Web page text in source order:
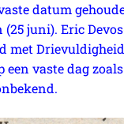
datum
juni). Eric
met
vaste dag